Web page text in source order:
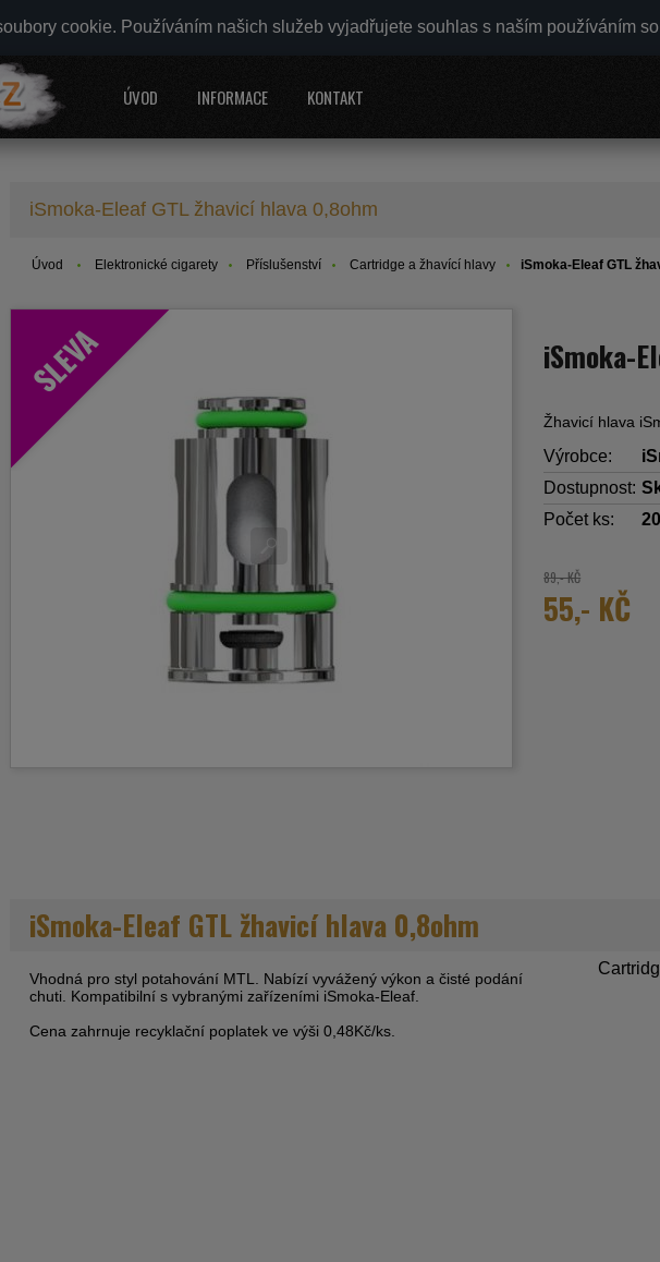
cookie. Používáním našich služeb vyjadřujete souhlas s naším používáním
ÚVOD INFORMACE KONTAKT
iSmoka-Eleaf GTL žhavicí hlava 0,8ohm
Úvod Elektronické cigarety Příslušenství Cartridge a žhavící hlavy iSmoka-Eleaf GTL
SLEVA iSmoka-
Žhavicí hlava
Výrobce:
Dostupnost:
Počet ks:
89,- KČ
55,- KČ
iSmoka-Eleaf GTL žhavicí hlava 0,8ohm
Vhodná pro styl potahování MTL. Nabízí vyvážený výkon a čisté podání
chuti. Kompatibilní s vybranými zařízeními iSmoka-Eleaf.
Cena zahrnuje recyklační poplatek ve výši 0,48Kč/ks.